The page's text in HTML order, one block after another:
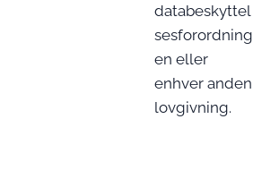
databeskyttel
sesforordning
en eller
enhver anden
lovgivning.